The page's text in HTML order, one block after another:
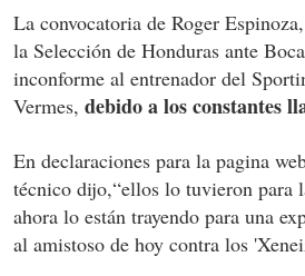
La convocatoria de Roger
la Selección de Honduras ante
inconforme al entrenador del
Vermes, debido a los constantes
En declaraciones para la pagina
técnico dijo,“ellos lo tuvieron para
ahora lo están trayendo para una
al amistoso de hoy contra los